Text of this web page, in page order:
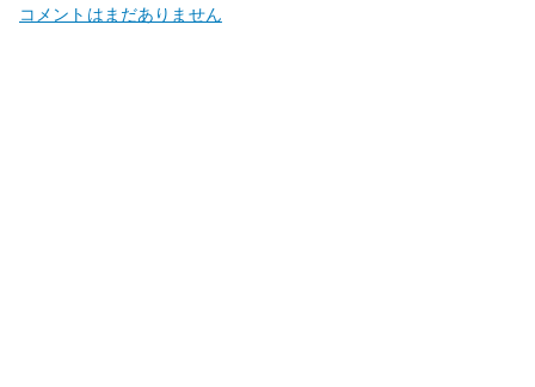
自
コメントはまだありません